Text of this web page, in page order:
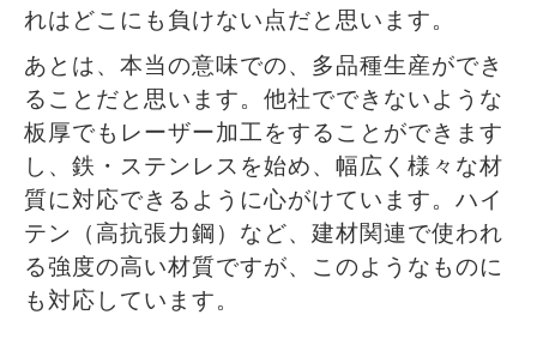
れはどこにも負けない点だと思います。
あとは、本当の意味での、多品種生産ができ
ることだと思います。他社でできないような
板厚でもレーザー加工をすることができます
し、鉄・ステンレスを始め、幅広く様々な材
質に対応できるように心がけています。ハイ
テン（高抗張力鋼）など、建材関連で使われ
る強度の高い材質ですが、このようなものに
も対応しています。